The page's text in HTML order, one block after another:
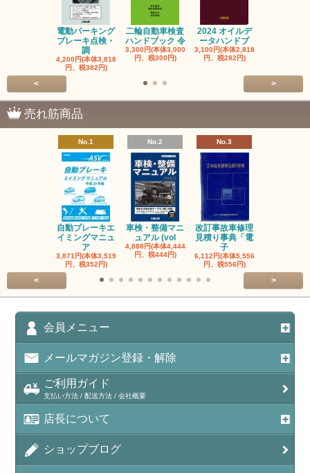
電動パーキング
ブレーキ点検・
調
4,200円(本体3,818
円、税382円)
二輪自動車検査
ハンドブック 令
3,300円(本体3,000
円、税300円)
2024 オイルデ
ータハンドブ
3,100円(本体2,818
円、税282円)
< >
売れ筋商品
No.1
自動ブレーキエ
イミングマニュ
ア
3,871円(本体3,519
円、税352円)
No.2
車検・整備マニ
ュアル (vol
4,888円(本体4,444
円、税444円)
No.3
改訂事故車修理
見積り事典「電
子
6,112円(本体5,556
円、税556円)
< >
会員メニュー
メールマガジン登録・解除
ご利用ガイド
支払い方法 / 配送方法 / 会社概要
店長について
ショップブログ